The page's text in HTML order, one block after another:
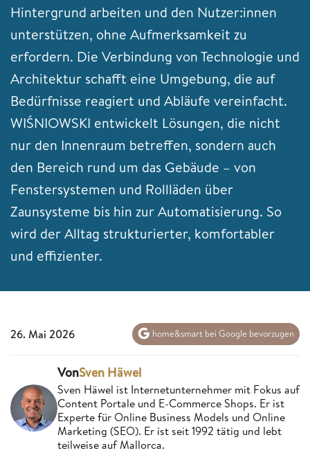
Hintergrund arbeiten und den Nutzer:innen
unterstützen, ohne Aufmerksamkeit zu
erfordern. Die Verbindung von Technologie und
Architektur schafft eine Umgebung, die auf
Bedürfnisse reagiert und Abläufe vereinfacht.
WIŚNIOWSKI entwickelt Lösungen, die nicht
nur den Innenraum betreffen, sondern auch
den Bereich rund um das Gebäude – von
Fenstersystemen und Rollläden über
Zaunsysteme bis hin zur Automatisierung. So
wird der Alltag strukturierter, komfortabler
und effizienter.
26. Mai 2026 home&smart bei Google bevorzugen
VonSven Häwel
Sven Häwel ist Internetunternehmer mit Fokus auf
Content Portale und E-Commerce Shops. Er ist
Experte für Online Business Models und Online
Marketing (SEO). Er ist seit 1992 tätig und lebt
teilweise auf Mallorca.